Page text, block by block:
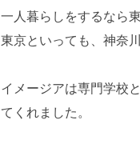
一人暮らしをするなら
東京といっても、神奈
イメージアは専門学校
てくれました。